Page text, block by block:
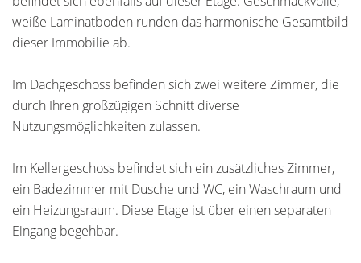
weiße Laminatböden runden das harmonische Gesamtbild
dieser Immobilie ab.
Im Dachgeschoss befinden sich zwei weitere Zimmer, die
durch Ihren großzügigen Schnitt diverse
Nutzungsmöglichkeiten zulassen.
Im Kellergeschoss befindet sich ein zusätzliches Zimmer,
ein Badezimmer mit Dusche und WC, ein Waschraum und
ein Heizungsraum. Diese Etage ist über einen separaten
Eingang begehbar.